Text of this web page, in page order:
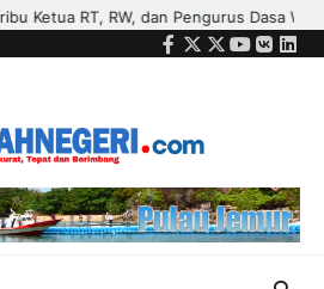
Polisi dan Petani di Kandis
Facebook
Twitter
Instagram
Youtube
VK